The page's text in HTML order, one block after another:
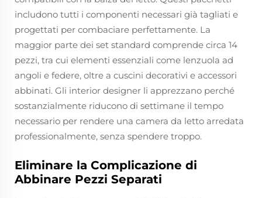
includono tutti i componenti necessari già tagliati e
progettati per combaciare perfettamente. La
maggior parte dei set standard comprende circa 14
pezzi, tra cui elementi essenziali come lenzuola ad
angoli e federe, oltre a cuscini decorativi e accessori
abbinati. Gli interior designer li apprezzano perché
sostanzialmente riducono di settimane il tempo
necessario per rendere una camera da letto arredata
professionalmente, senza spendere troppo.
Eliminare la Complicazione di
Abbinare Pezzi Separati